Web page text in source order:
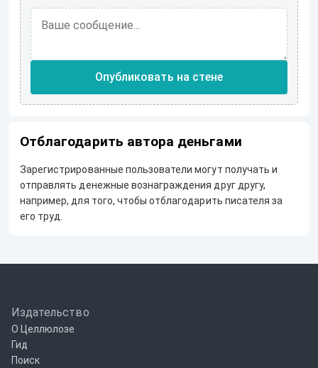
Опубликовать на стене
Отблагодарить автора деньгами
Зарегистрированные пользователи могут получать и
отправлять денежные вознаграждения друг другу,
например, для того, чтобы отблагодарить писателя за
его труд.
Издательство
О Целлюлозе
Гид
Поиск